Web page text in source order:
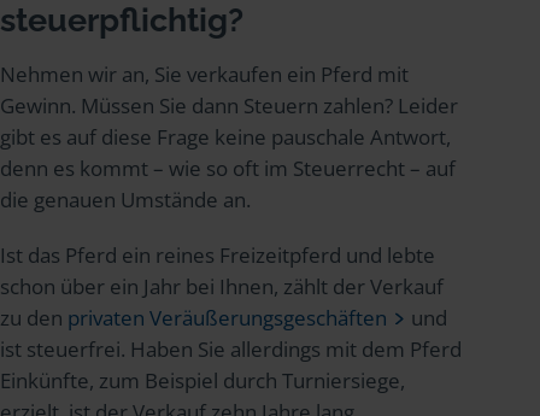
steuerpflichtig?
Nehmen wir an, Sie verkaufen ein Pferd mit
Gewinn. Müssen Sie dann Steuern zahlen? Leider
gibt es auf diese Frage keine pauschale Antwort,
denn es kommt – wie so oft im Steuerrecht – auf
die genauen Umstände an.
Ist das Pferd ein reines Freizeitpferd und lebte
schon über ein Jahr bei Ihnen, zählt der Verkauf
zu den privaten Veräußerungsgeschäften
und
ist steuerfrei. Haben Sie allerdings mit dem Pferd
Einkünfte, zum Beispiel durch Turniersiege,